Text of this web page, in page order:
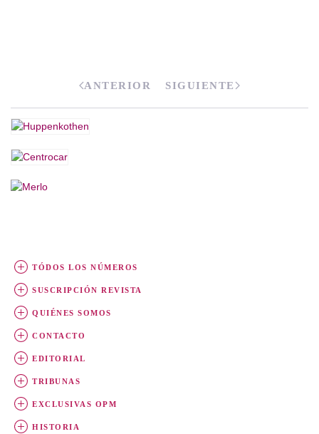
ANTERIOR SIGUIENTE
TÓDOS LOS NÚMEROS
SUSCRIPCIÓN REVISTA
QUIÉNES SOMOS
CONTACTO
EDITORIAL
TRIBUNAS
EXCLUSIVAS OPM
HISTORIA